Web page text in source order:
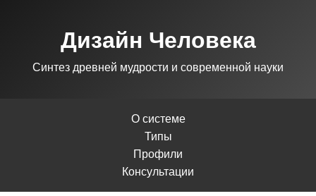
Дизайн Человека
Синтез древней мудрости и современной науки
О системе
Типы
Профили
Консультации